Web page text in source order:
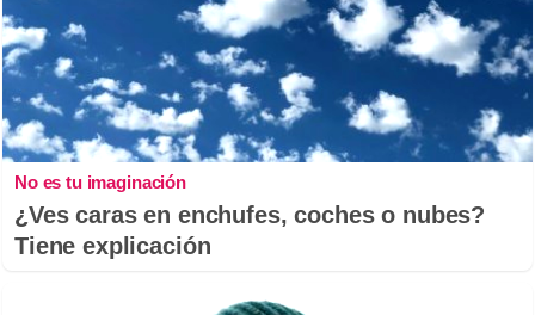
No es tu imaginación
¿Ves caras en enchufes, coches o nubes?
Tiene explicación